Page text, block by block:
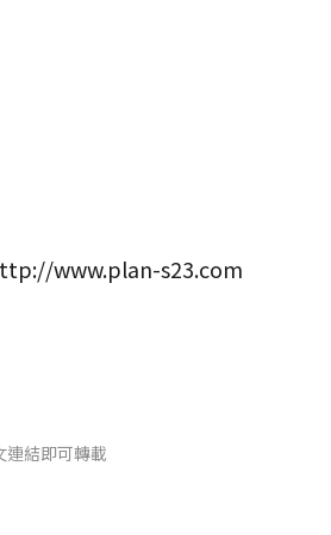
www.plan-s23.com
連結即可轉載